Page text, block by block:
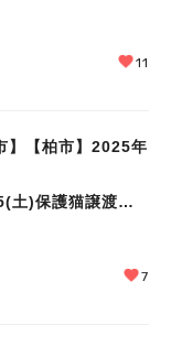
11
】【柏市】2025年
土)保護猫譲渡会
7